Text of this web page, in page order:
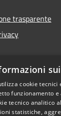
trasparente
accessibilità
cookie
funzionamento
tecnico analitico
statistiche,